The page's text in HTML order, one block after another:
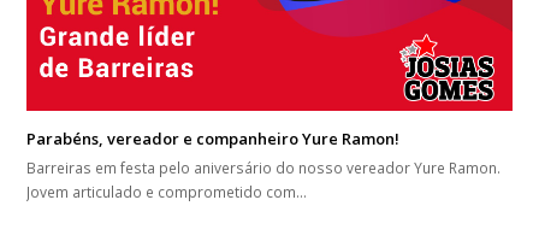
Parabéns, vereador e companheiro Yure Ramon!
Barreiras em festa pelo aniversário do nosso vereador Yure Ramon.
Jovem articulado e comprometido com…